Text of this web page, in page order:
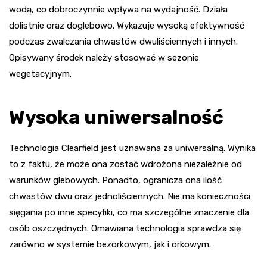
wodą, co dobroczynnie wpływa na wydajność. Działa
dolistnie oraz doglebowo. Wykazuje wysoką efektywność
podczas zwalczania chwastów dwuliściennych i innych.
Opisywany środek należy stosować w sezonie
wegetacyjnym.
Wysoka uniwersalność
Technologia Clearfield jest uznawana za uniwersalną. Wynika
to z faktu, że może ona zostać wdrożona niezależnie od
warunków glebowych. Ponadto, ogranicza ona ilość
chwastów dwu oraz jednoliściennych. Nie ma konieczności
sięgania po inne specyfiki, co ma szczególne znaczenie dla
osób oszczędnych. Omawiana technologia sprawdza się
zarówno w systemie bezorkowym, jak i orkowym.